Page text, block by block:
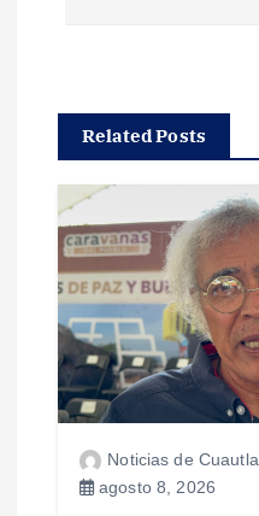
a
c
ó
n
d
Related Posts
Noticias de Cuautla
agosto 8, 2026